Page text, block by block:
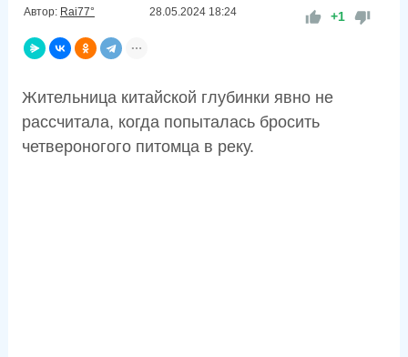
Автор: Rai77° 28.05.2024 18:24 +1
Жительница китайской глубинки явно не
рассчитала, когда попыталась бросить
четвероногого питомца в реку.